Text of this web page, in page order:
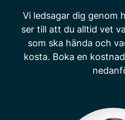
Vi ledsagar dig genom
ser till att du alltid vet
som ska hända och
kosta. Boka en